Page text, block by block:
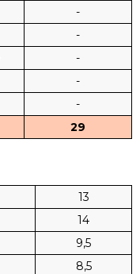
-
-
-
-
-
29
13
14
9,5
8,5